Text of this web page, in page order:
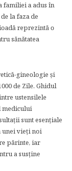
familiei a adus în
la faza de
reprezintă o
sănătatea
gineologie şi
de Zile. Ghidul
ustensilele
medicului
sunt esenţiale
unei vieţi noi
părinte, iar
a susţine